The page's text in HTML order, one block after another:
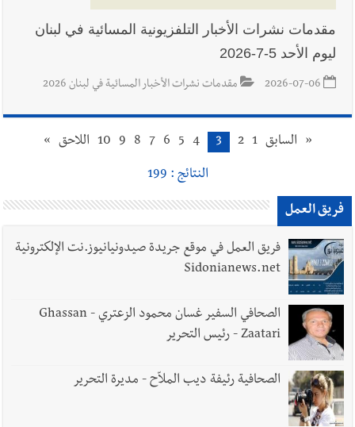
مقدمات نشرات الأخبار التلفزيونية المسائية في لبنان
ليوم الأحد 5-7-2026
2026-07-06 مقدمات نشرات الأخبار المسائية في لبنان 2026
« السابق 1
2
3
4
5
6
7
8
9
10 اللاحق »
النتائج : 199
فريق العمل
فريق العمل في موقع جريدة صيدونيانيوز.نت الإلكترونية
Sidonianews.net
الصحافي السفير غسان محمود الزعتري - Ghassan
Zaatari - رئيس التحرير
الصحافية رئيفة ديب الملاّح - مديرة التحرير